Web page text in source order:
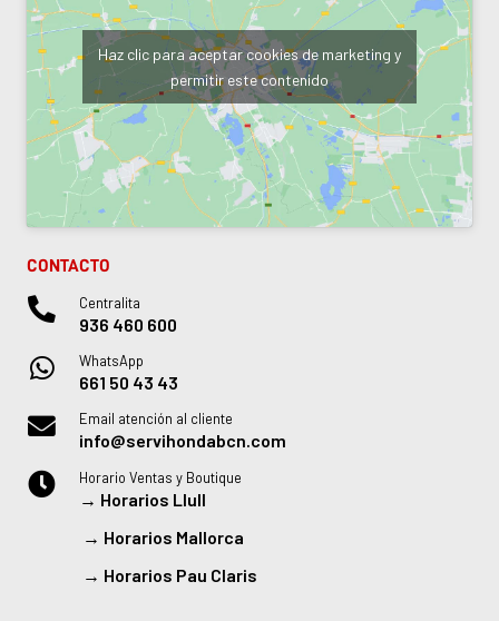
Haz clic para aceptar cookies de marketing y
permitir este contenido
CONTACTO
Centralita
936 460 600
WhatsApp
661 50 43 43
Email atención al cliente
info@servihondabcn.com
Horario Ventas y Boutique
→ Horarios Llull
→ Horarios Mallorca
→ Horarios Pau Claris